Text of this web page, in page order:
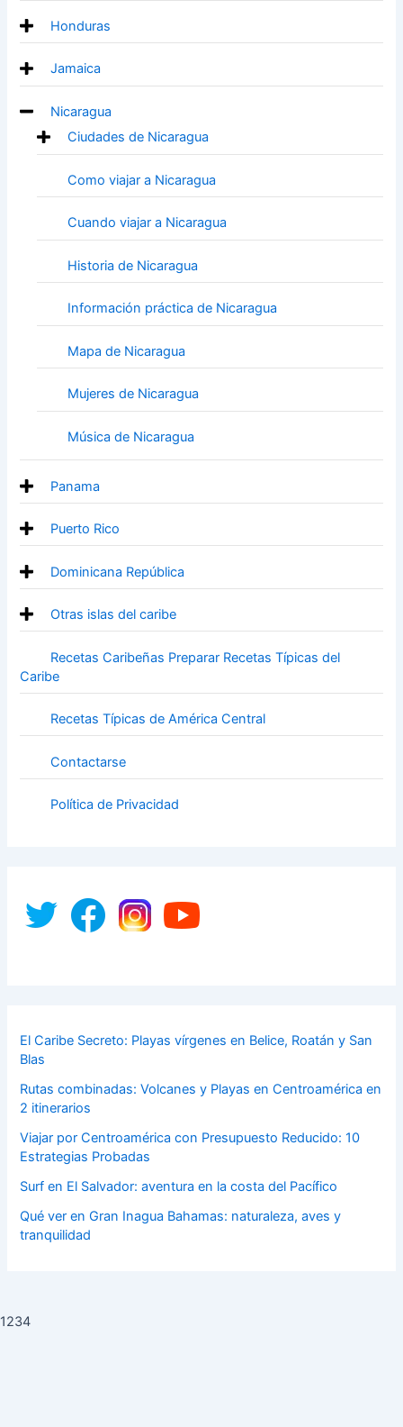
Honduras
Jamaica
Nicaragua
Ciudades de Nicaragua
Como viajar a Nicaragua
Cuando viajar a Nicaragua
Historia de Nicaragua
Información práctica de Nicaragua
Mapa de Nicaragua
Mujeres de Nicaragua
Música de Nicaragua
Panama
Puerto Rico
Dominicana República
Otras islas del caribe
Recetas Caribeñas Preparar Recetas Típicas del
Caribe
Recetas Típicas de América Central
Contactarse
Política de Privacidad
El Caribe Secreto: Playas vírgenes en Belice, Roatán y San
Blas
Rutas combinadas: Volcanes y Playas en Centroamérica en
2 itinerarios
Viajar por Centroamérica con Presupuesto Reducido: 10
Estrategias Probadas
Surf en El Salvador: aventura en la costa del Pacífico
Qué ver en Gran Inagua Bahamas: naturaleza, aves y
tranquilidad
1234